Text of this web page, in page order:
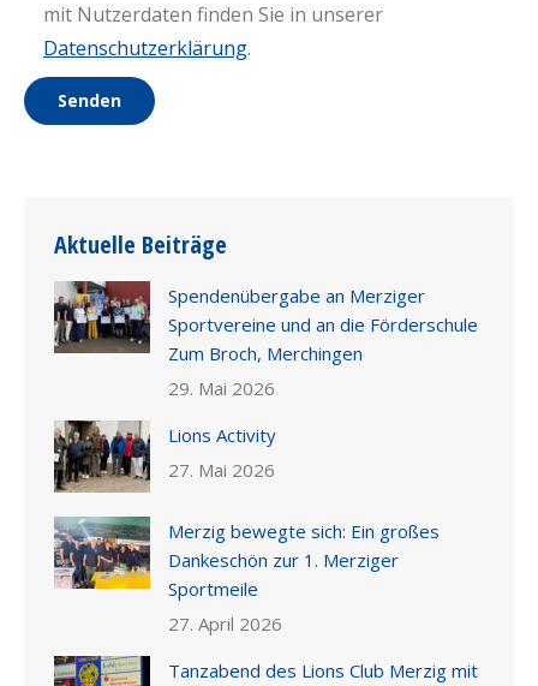
mit Nutzerdaten finden Sie in unserer
Datenschutzerklärung.
Aktuelle Beiträge
Spendenübergabe an Merziger
Sportvereine und an die Förderschule
Zum Broch, Merchingen
29. Mai 2026
Lions Activity
27. Mai 2026
Merzig bewegte sich: Ein großes
Dankeschön zur 1. Merziger
Sportmeile
27. April 2026
Tanzabend des Lions Club Merzig mit